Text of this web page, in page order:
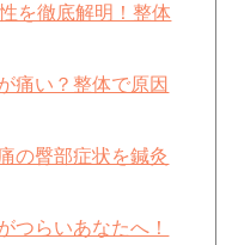
を徹底解明！整体
痛い？整体で原因
の臀部症状を鍼灸
つらいあなたへ！